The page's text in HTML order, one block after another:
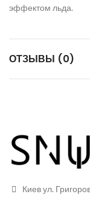
эффектом льда.
ОТЗЫВЫ (0)
Киев ул.